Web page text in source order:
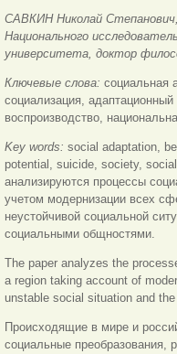
САВКИН Николай
Национального
университета, доктор
Ключевые слова: социальная
социализация,
воспроизводство,
Key words: social adaptation,
potential, suicide, society,
анализируются процессы
учетом модернизации всех
неустойчивой социальной
социальными общностями.
The paper analyzes the
a region taking account of
unstable social situation and
Происходящие в мире и
социальные преобразования,